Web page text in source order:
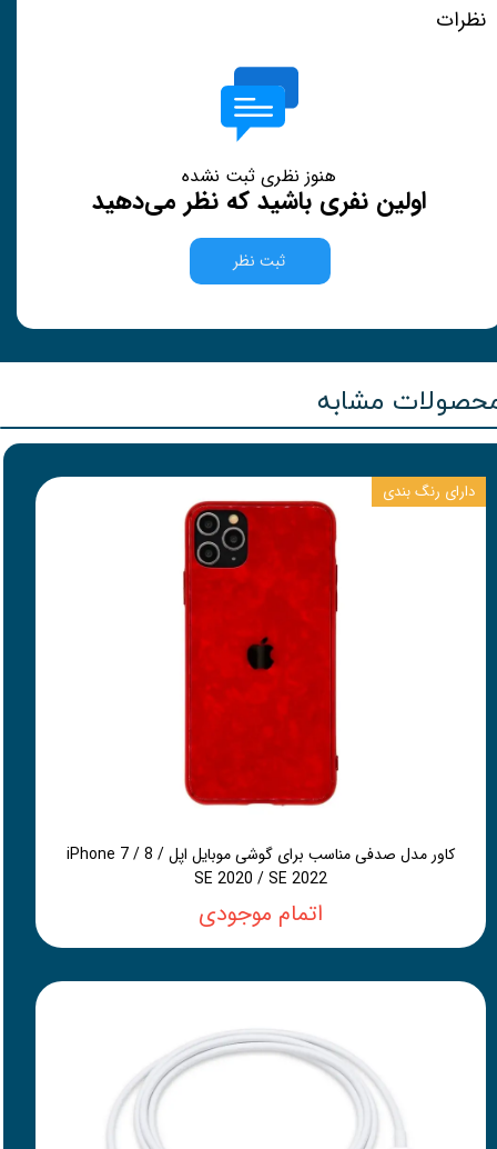
نظرات
هنوز نظری ثبت نشده
اولین نفری باشید که نظر می‌دهید
ثبت نظر
مشابه
کاور مدل صدفی مناسب برای گوشی موبایل اپل iPhone 7 / 8 /
SE 2020 / SE 2022
اتمام موجودی
دارای رنگ بندی